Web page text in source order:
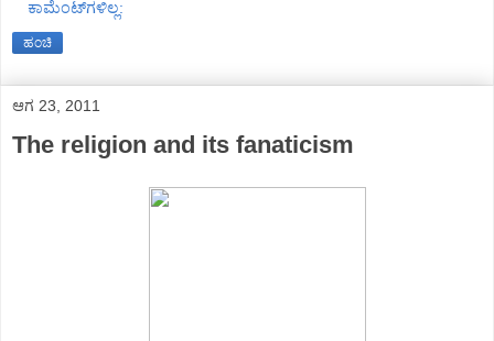
ಕಾಮೆಂಟ್‌ಗಳಿಲ್ಲ:
ಹಂಚಿ
ಆಗ 23, 2011
The religion and its fanaticism